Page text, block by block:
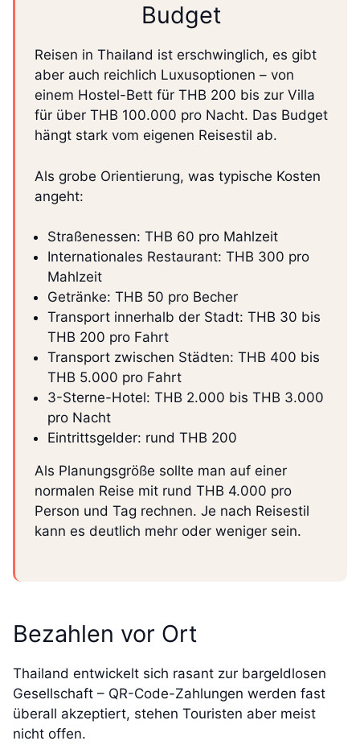
Budget
Reisen in Thailand ist erschwinglich, es gibt
aber auch reichlich Luxusoptionen – von
einem Hostel-Bett für THB 200 bis zur Villa
für über THB 100.000 pro Nacht. Das Budget
hängt stark vom eigenen Reisestil ab.
Als grobe Orientierung, was typische Kosten
angeht:
Straßenessen: THB 60 pro Mahlzeit
Internationales Restaurant: THB 300 pro
Mahlzeit
Getränke: THB 50 pro Becher
Transport innerhalb der Stadt: THB 30 bis
THB 200 pro Fahrt
Transport zwischen Städten: THB 400 bis
THB 5.000 pro Fahrt
3-Sterne-Hotel: THB 2.000 bis THB 3.000
pro Nacht
Eintrittsgelder: rund THB 200
Als Planungsgröße sollte man auf einer
normalen Reise mit rund THB 4.000 pro
Person und Tag rechnen. Je nach Reisestil
kann es deutlich mehr oder weniger sein.
Bezahlen vor Ort
Thailand entwickelt sich rasant zur bargeldlosen
Gesellschaft – QR-Code-Zahlungen werden fast
überall akzeptiert, stehen Touristen aber meist
nicht offen.